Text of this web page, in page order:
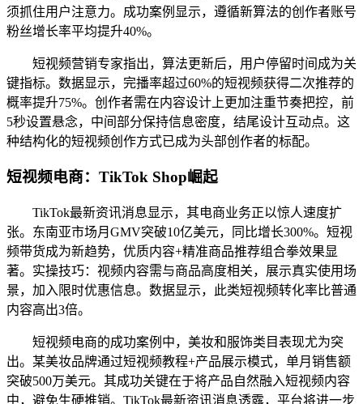
须抓住用户注意力。成功案例显示，遵循新算法的创作者账号
粉丝增长率平均提升40%。
短视频营销专家指出，算法更新后，用户停留时间成为关
键指标。数据显示，完播率超过60%的短视频获得二次推荐的
概率提升75%。创作者需在内容设计上更加注重节奏把控，前
5秒设置悬念，中间部分保持信息密度，结尾设计互动点。这
种结构化的短视频创作方式已成为头部创作者的标配。
短视频电商：TikTok Shop崛起
TikTok最新资讯消息显示，其电商业务正以惊人速度扩
张。东南亚市场月GMV突破10亿美元，同比增长300%。短视
频带货成为新趋势，优质内容+精准商品推荐组合拳效果显
著。实操技巧：视频内容需与商品高度相关，展示真实使用场
景，加入限时优惠信息。数据显示，此类短视频转化率比普通
内容高出3倍。
短视频电商的成功案例中，美妆和服饰类目表现尤为突
出。某美妆品牌通过短视频教程+产品展示模式，单月销售额
突破500万美元。其成功关键在于将产品自然融入短视频内容
中，避免生硬推销。TikTok最新资讯消息透露，平台将进一步